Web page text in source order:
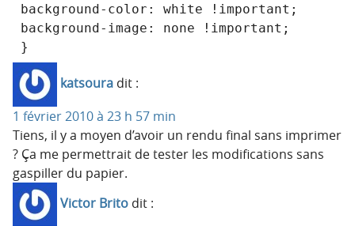
background-color: white !important;
background-image: none !important;
}
katsoura dit :
1 février 2010 à 23 h 57 min
Tiens, il y a moyen d’avoir un rendu final sans imprimer
? Ça me permettrait de tester les modifications sans
gaspiller du papier.
Victor Brito dit :